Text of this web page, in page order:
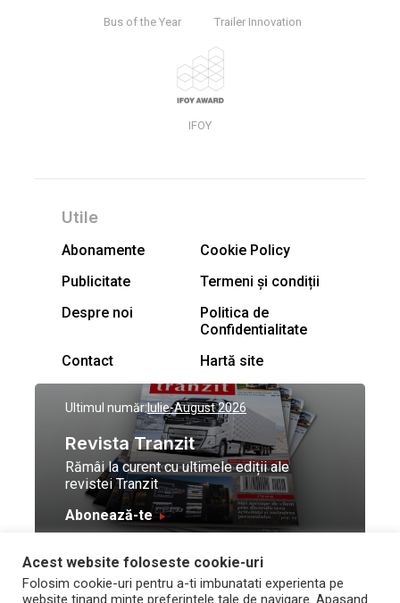
Bus of the Year Trailer Innovation
IFOY
Utile
Abonamente
Cookie Policy
Publicitate
Termeni și condiții
Despre noi
Politica de
Confidentialitate
Contact
Hartă site
Ultimul număr:Iulie-August 2026
Revista Tranzit
Rămâi la curent cu ultimele ediții ale
revistei Tranzit
Abonează-te
© Toate drepturile
rezervate Trafic Media
Design by
and development by Neo
Acest website foloseste cookie-uri
Folosim cookie-uri pentru a-ti imbunatati experienta pe
website tinand minte preferintele tale de navigare. Apasand